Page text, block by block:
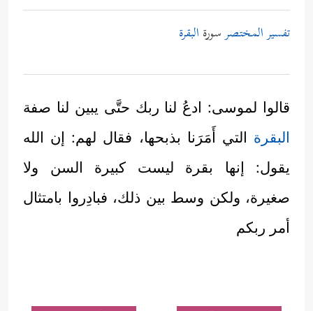
تفسير المختصرسورة البقرة
قالوا لموسى: ادعُ لنا ربك حتَّى يبين لنا صفة
البقرة التي أَمَرَنا بذبحها، فقال لهم: إن الله
يقول: إنها بقرة ليست كبيرة السن ولا
صغيرة، ولكن وسط بين ذلك، فبادِروا بامتثال
أمر ربكم